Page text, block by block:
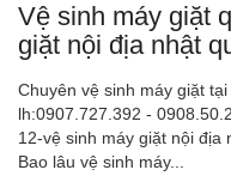
Vệ sinh máy giặt
giặt nội địa nhật
Chuyên vệ sinh máy giặt
lh:0907.727.392 -
12-vệ sinh máy giặt nội
Bao lâu vệ sinh máy...